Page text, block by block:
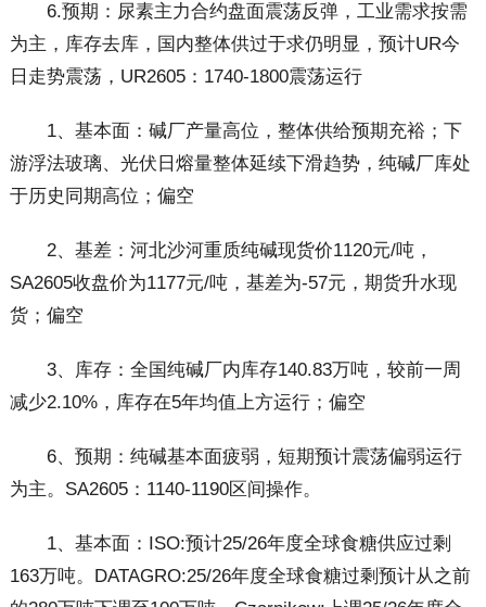
6.预期：尿素主力合约盘面震荡反弹，工业需求按需
为主，库存去库，国内整体供过于求仍明显，预计UR今
日走势震荡，UR2605：1740-1800震荡运行
1、基本面：碱厂产量高位，整体供给预期充裕；下
游浮法玻璃、光伏日熔量整体延续下滑趋势，纯碱厂库处
于历史同期高位；偏空
2、基差：河北沙河重质纯碱现货价1120元/吨，
SA2605收盘价为1177元/吨，基差为-57元，期货升水现
货；偏空
3、库存：全国纯碱厂内库存140.83万吨，较前一周
减少2.10%，库存在5年均值上方运行；偏空
6、预期：纯碱基本面疲弱，短期预计震荡偏弱运行
为主。SA2605：1140-1190区间操作。
1、基本面：ISO:预计25/26年度全球食糖供应过剩
163万吨。DATAGRO:25/26年度全球食糖过剩预计从之前